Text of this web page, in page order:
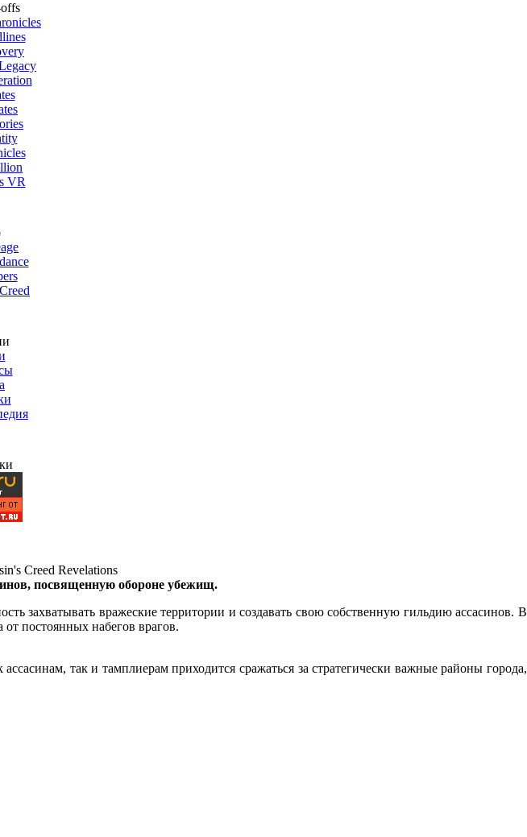
VR
Creed Revelations
посвященную обороне убежищ.
захватывать вражеские территории и создавать свою собственную гильдию ассасинов. В
постоянных набегов врагов.
так и тамплиерам приходится сражаться за стратегически важные районы города,